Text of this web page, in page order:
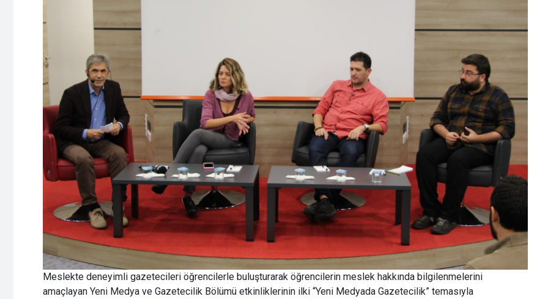
Meslekte deneyimli gazetecileri öğrencilerle buluşturarak öğrencilerin meslek hakkında bilgilenmelerini
amaçlayan Yeni Medya ve Gazetecilik Bölümü etkinliklerinin ilki “Yeni Medyada Gazetecilik” temasıyla